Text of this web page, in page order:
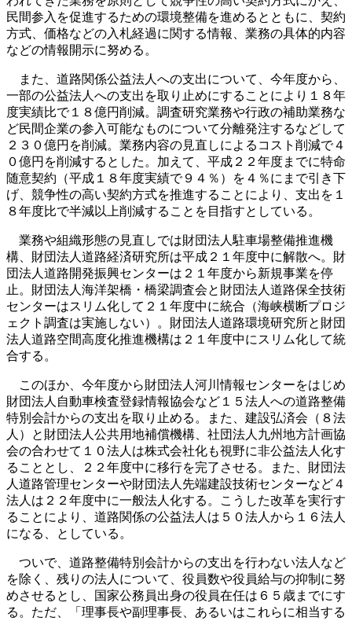
民間参入を促進するための環境整備を進めるとともに、契約
方式、価格などの入札経過に関する情報、業務の具体的内容
などの情報開示に努める。
また、道路関係公益法人への支出について、今年度から、
一部の公益法人への支出を取り止めにすることにより１８年
度実績比で１８億円削減。調査研究業務や行政の補助業務な
ど民間企業の参入可能なものについて分離発注するなどして
２３０億円を削減。業務内容の見直しによるコスト削減で４
０億円を削減するとした。加えて、平成２２年度までに特命
随意契約（平成１８年度実績で９４％）を４％にまで引き下
げ、競争性の高い契約方式を推進することにより、支出を１
８年度比で半減以上削減することを目指すとしている。
業務や組織形態の見直しでは財団法人駐車場整備推進機
構、財団法人道路経済研究所は平成２１年度中に解散へ。財
団法人道路開発振興センターは２１年度から新規事業を停
止。財団法人海洋架橋・橋梁調査会と財団法人道路保全技術
センターはスリム化して２１年度中に統合（海峡横断プロジ
ェクト調査は実施しない）。財団法人道路環境研究所と財団
法人道路空間高度化推進機構は２１年度中にスリム化して統
合する。
このほか、今年度から財団法人河川情報センターをはじめ
財団法人自動車検査登録情報協会など１５法人への道路整備
特別会計からの支出を取り止める。また、建設弘済会（８法
人）と財団法人公共用地補償機構、社団法人九州地方計画協
会の合わせて１０法人は株式会社化も視野に非公益法人化す
ることとし、２２年度中に移行を完了させる。また、財団法
人道路管理センターや財団法人先端建設技術センターなど４
法人は２２年度中に一般法人化する。こうした改革を実行す
ることにより、道路関係の公益法人は５０法人から１６法人
になる、としている。
ついで、道路整備特別会計からの支出を行わない法人など
を除く、残りの法人について、役員数や役員給与の抑制に努
めさせるとし、国家公務員出身の役員在任は６５歳までにす
る。ただ、「理事長や副理事長、あるいはこれらに相当する